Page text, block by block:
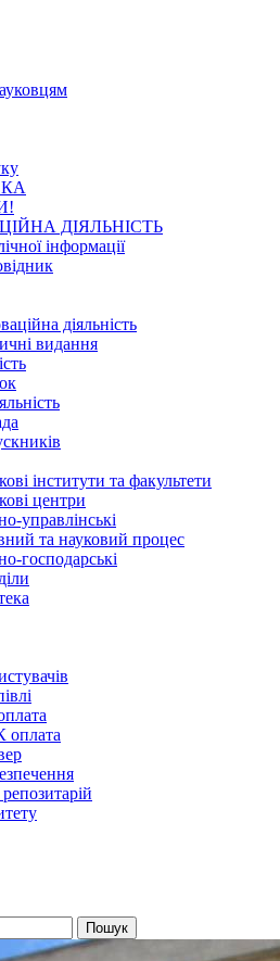
ДІЯЛЬНІСТЬ
інформації
діяльність
видання
інститути та факультети
центри
управлінські
та науковий процес
господарські
Пошук